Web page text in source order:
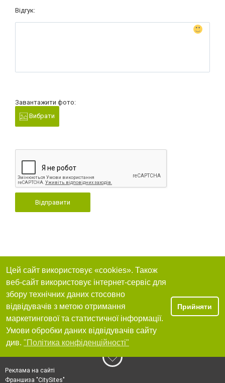
Відгук:
Завантажити фото:
Вибрати
Відправити
Цей сайт використовує «cookies». Також
веб-сайт використовує інтернет-сервіс для
збору технічних даних стосовно
відвідувачів з метою отримання
маркетингової та статистичної інформації.
Умови обробки даних відвідувачів сайту
див. "Політика конфіденційності"
Прийняти
Реклама на сайті
Франшиза "CitySites"